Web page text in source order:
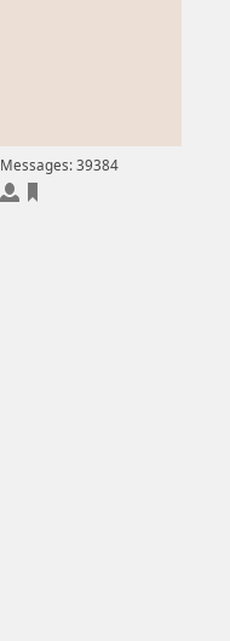
Messages: 39384